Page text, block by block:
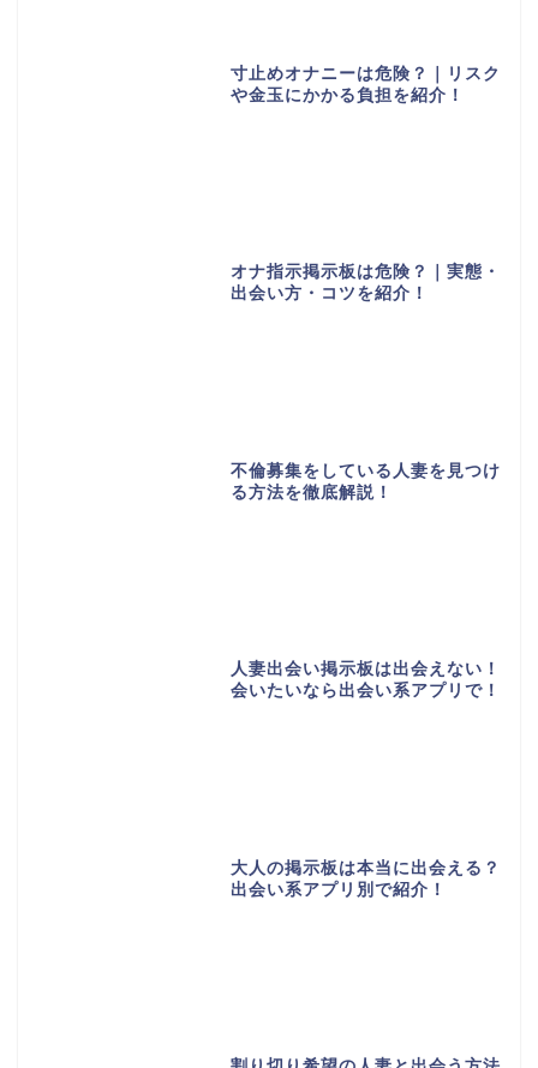
寸止めオナニーは危険？｜リスク
や金玉にかかる負担を紹介！
オナ指示掲示板は危険？｜実態・
出会い方・コツを紹介！
不倫募集をしている人妻を見つけ
る方法を徹底解説！
人妻出会い掲示板は出会えない！
会いたいなら出会い系アプリで！
大人の掲示板は本当に出会える？
出会い系アプリ別で紹介！